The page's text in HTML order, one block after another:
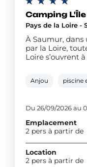
Camping
Pays de la Loire -
À Saumur,
par la Loire,
Loire s’ouvrent
Anjou piscine
Du 26/09/2026 au
Emplacement
2 pers à partir de
Location
2 pers à partir de